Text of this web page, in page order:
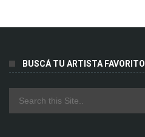
BUSCÁ TU ARTISTA FAVORITO